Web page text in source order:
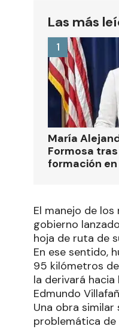
Las más
María
Formosa
formación
1
El manejo de
gobierno
hoja de ruta de
En ese sentido,
95 kilómetros
la derivará
Edmundo
Una obra
problemática de